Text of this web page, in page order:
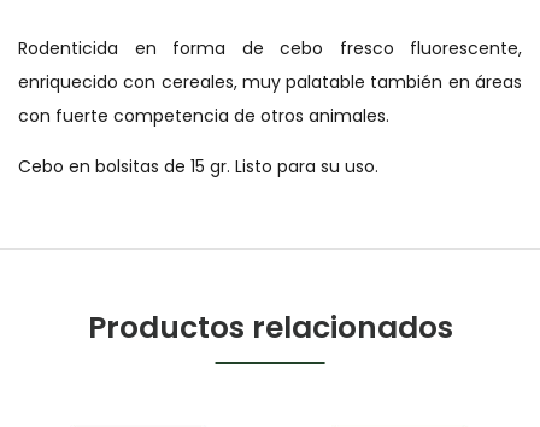
Rodenticida en forma de cebo fresco fluorescente,
enriquecido con cereales, muy palatable también en áreas
con fuerte competencia de otros animales.
Cebo en bolsitas de 15 gr. Listo para su uso.
Productos relacionados